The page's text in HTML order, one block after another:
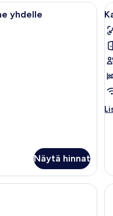
jossa on sänky,
yhdelle
Näytä hinnat